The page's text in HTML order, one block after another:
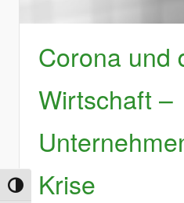
Umschalten auf hohe Kontraste
Corona und
Wirtschaft –
Krise